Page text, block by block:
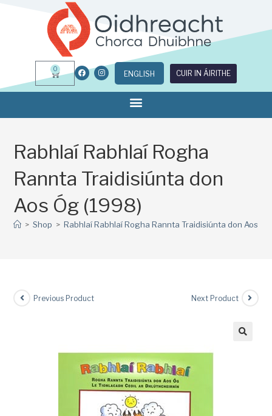
0
ENGLISH CUIR IN ÁIRITHE
Rabhlaí Rabhlaí Rogha
Rannta Traidisiúnta don
Aos Óg (1998)
> Shop > Rabhlaí Rabhlaí Rogha Rannta Traidisiúnta don Aos
Previous Product Next Product